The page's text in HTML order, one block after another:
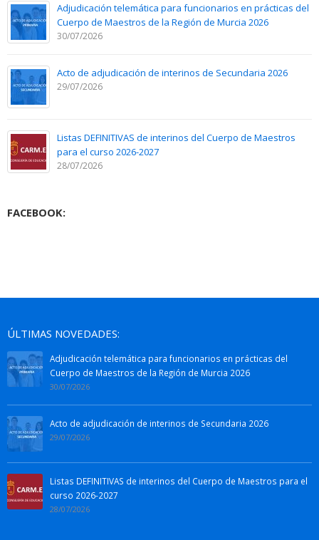
Adjudicación telemática para funcionarios en prácticas del
Cuerpo de Maestros de la Región de Murcia 2026
30/07/2026
Acto de adjudicación de interinos de Secundaria 2026
29/07/2026
Listas DEFINITIVAS de interinos del Cuerpo de Maestros
para el curso 2026-2027
28/07/2026
FACEBOOK:
ÚLTIMAS NOVEDADES:
Adjudicación telemática para funcionarios en prácticas del
Cuerpo de Maestros de la Región de Murcia 2026
30/07/2026
Acto de adjudicación de interinos de Secundaria 2026
29/07/2026
Listas DEFINITIVAS de interinos del Cuerpo de Maestros para el
curso 2026-2027
28/07/2026